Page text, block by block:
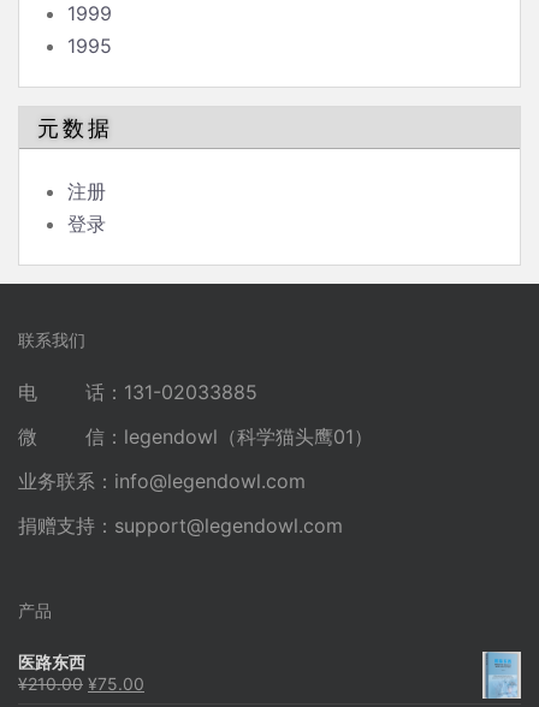
1999
1995
元数据
注册
登录
联系我们
电 话：131-02033885
微 信：legendowl（科学猫头鹰01）
业务联系： info@legendowl.com
捐赠支持： support@legendowl.com
产品
医路东西
¥210.00 原
¥75.00